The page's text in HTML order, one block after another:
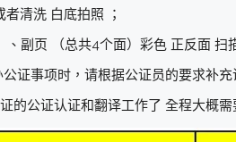
清洗 白底拍照 ；
副页 （总共4个面）彩色 正反面 扫
证事项时，请根据公证员的要求补充
的公证认证和翻译工作了 全程大概